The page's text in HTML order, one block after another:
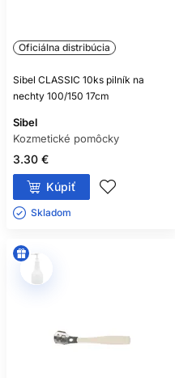
Oficiálna distribúcia
Sibel CLASSIC 10ks pilník na
nechty 100/150 17cm
Sibel
Kozmetické pomôcky
3.30 €
Kúpiť
Skladom ㅤ